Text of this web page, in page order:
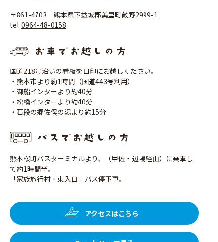
〒861-4703 熊本県下益城郡美里町畝野2999-1
tel. 0964-48-0158
国道218号沿いの看板を目印にお越しください。
・熊本市より約1時間（国道443号利用）
・御船インターより約40分
・松橋インターより約40分
・石段の郷佐俣の湯より約15分
熊本桜町バスターミナルより、（甲佐・辺場経由）に乗車し
て約1時間半。
「家族旅行村・東入口」バス停下車。
アクセスはこちら